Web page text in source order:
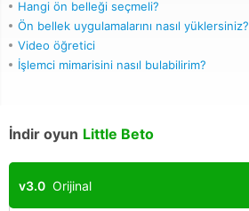
Hangi ön belleği seçmeli?
Ön bellek uygulamalarını nasıl yüklersiniz?
Video öğretici
İşlemci mimarisini nasıl bulabilirim?
İndir oyun Little Beto
v3.0 Orijinal